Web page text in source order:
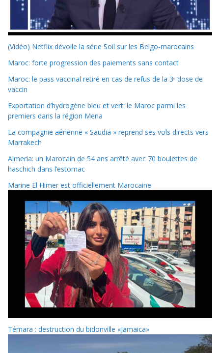
(Vidéo) Netflix dévoile la série Soil sur les Belgo-marocains
Maroc: forte progression des paiements sans contact
Maroc: le pass vaccinal retiré en cas de refus de la 3ᵉ dose de
vaccin
Exportation d’hydrogène bleu et vert: le Maroc parmi les
premiers dans la région Mena
La compagnie aérienne « Saudia » reprend ses vols directs vers
Marrakech
Almeria: un Marocain de 54 ans arrêté avec 70 boulettes de
haschich dans l’estomac
Marine El Himer est officiellement Marocaine
Témara : destruction du bidonville «Jamaica»